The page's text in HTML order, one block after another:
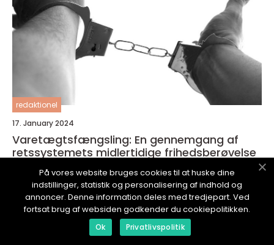
redaktionel
17. January 2024
Varetægtsfængsling: En gennemgang af
retssystemets midlertidige frihedsberøvelse
ARTIKELLIV.dk
På vores website bruges cookies til at huske dine
indstillinger, statistik og personalisering af indhold og
annoncer. Denne information deles med tredjepart. Ved
fortsat brug af websiden godkender du cookiepolitikken.
Ok Privatlivspolitik